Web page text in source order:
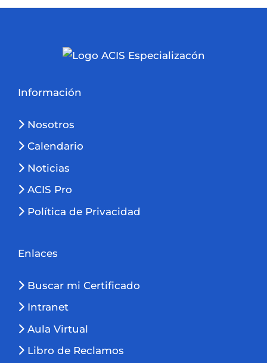
Información
Nosotros
Calendario
Noticias
ACIS Pro
Política de Privacidad
Enlaces
Buscar mi Certificado
Intranet
Aula Virtual
Libro de Reclamos